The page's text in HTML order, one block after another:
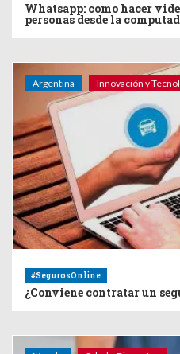
Whatsapp: como hacer
personas desde la
Argentina Innovación y
#SegurosOnline
¿Conviene contratar un